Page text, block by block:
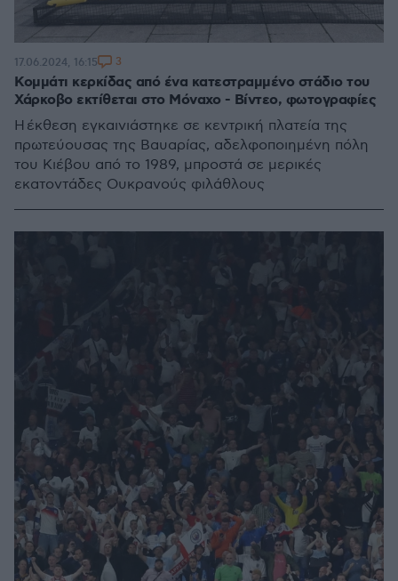
Κομμάτι κερκίδας από ένα κατεστραμμένο στάδιο του
Χάρκοβο εκτίθεται στο Μόναχο - Βίντεο, φωτογραφίες
Η έκθεση εγκαινιάστηκε σε κεντρική πλατεία της
πρωτεύουσας της Βαυαρίας, αδελφοποιημένη πόλη
του Κιέβου από το 1989, μπροστά σε μερικές
εκατοντάδες Ουκρανούς φιλάθλους
17.06.2024, 16:15 3